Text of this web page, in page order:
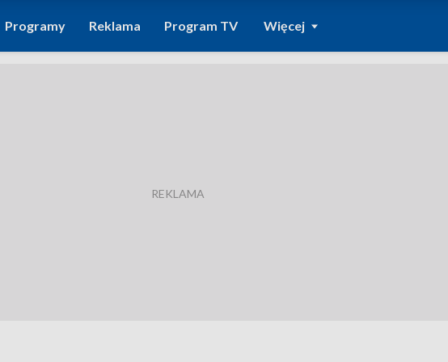
Programy Reklama Program TV Więcej